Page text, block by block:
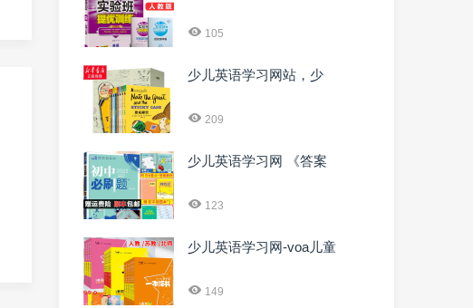
105
少儿英语学习网站，少
209
少儿英语学习网 《答案
123
少儿英语学习网-voa儿童
149